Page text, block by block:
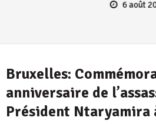
6 août 2026
Bruxelles:
anniversaire de
Président Ntaryamira